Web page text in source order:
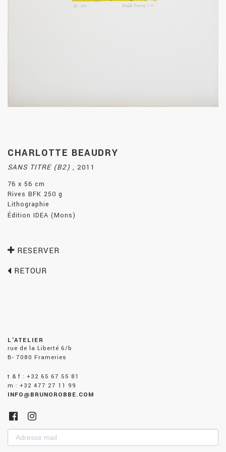
CHARLOTTE BEAUDRY
SANS TITRE (B2) , 2011
76 x 56 cm
Rives BFK 250 g
Lithographie
Édition IDEA (Mons)
RESERVER
RETOUR
L'ATELIER
rue de la Liberté 6/b
B- 7080 Frameries
t & f : +32 65 67 55 81
m : +32 477 27 11 99
INFO@BRUNOROBBE.COM
Adresse
mail